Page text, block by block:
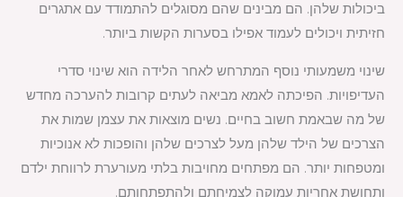
ביכולות שלהן. הם מבינים שהם מסוגלים להתמודד עם אתגרים
חזיתית ויכולים לעמוד אפילו בסערות הקשות ביותר.
שינוי משמעותי נוסף המתרחש לאחר הלידה הוא שינוי סדרי
העדיפויות. הפיכתה לאמא מביאה לעתים קרובות להערכה מחדש
של מה שבאמת חשוב בחיים. נשים מוצאות את עצמן שמות את
הצרכים של הילד שלהן מעל לצרכים שלהן והופכות לא אנוכיות
ומטפחות יותר. הם מפתחים מחויבות בלתי מעורערת לרווחת ילדם
ותחושת אחריות עמוקה לצמיחתם ולהתפתחותם.